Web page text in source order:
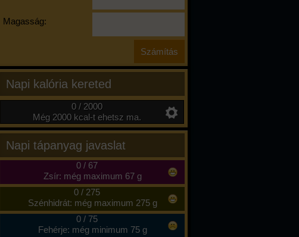
Magasság:
Napi kalória kereted
0 / 2000
Még 2000 kcal-t ehetsz ma.
Napi tápanyag javaslat
0/ 67
Zsír: még maximum 67 g
0/ 275
Szénhidrát: még maximum 275 g
0/ 75
Fehérje: még minimum 75 g